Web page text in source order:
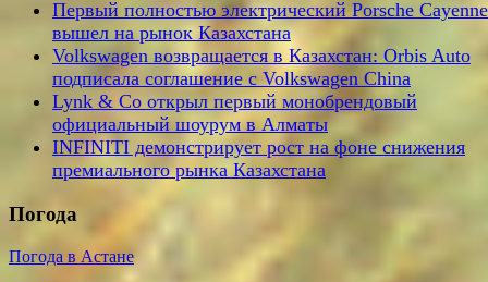
Первый полностью электрический Porsche Cayenne
вышел на рынок Казахстана
Volkswagen возвращается в Казахстан: Orbis Auto
подписала соглашение с Volkswagen China
Lynk & Co открыл первый монобрендовый
официальный шоурум в Алматы
INFINITI демонстрирует рост на фоне снижения
премиального рынка Казахстана
Погода
Погода в Астане